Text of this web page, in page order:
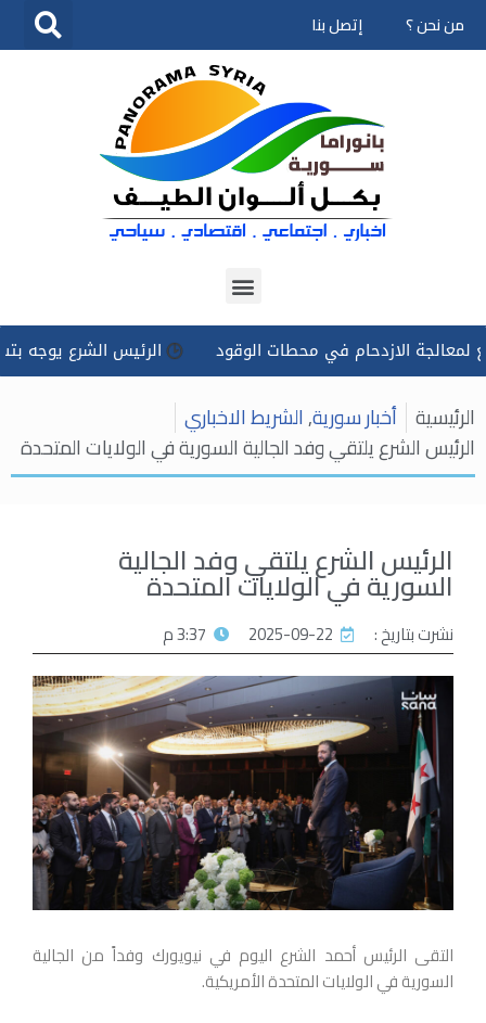
تخطى
من نحن ؟ إتصل بنا
الازدحام في محطات الوقود الرئيس الشرع يوجه بتسخير كل
الرئيسية أخبار سورية,الشريط الاخباري
الرئيس الشرع يلتقي وفد الجالية السورية في الولايات المتحدة
الرئيس الشرع يلتقي وفد الجالية
السورية في الولايات المتحدة
نشرت بتاريخ : 2025-09-22 3:37 م
التقى الرئيس أحمد الشرع اليوم في نيويورك وفداً من الجالية
السورية في الولايات المتحدة الأمريكية.